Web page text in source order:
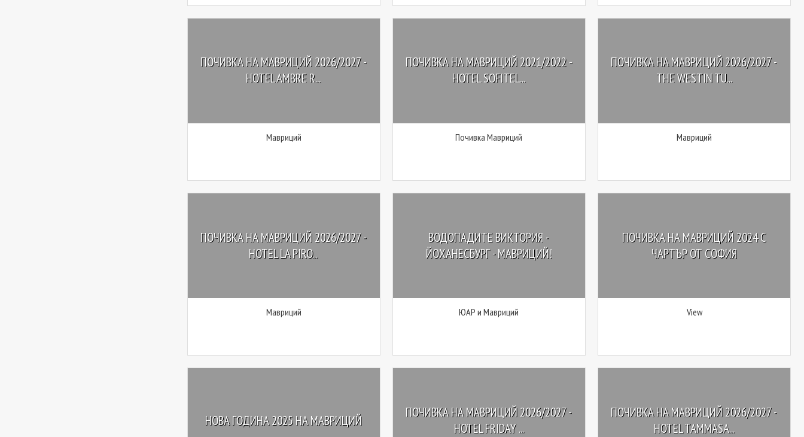
ПОЧИВКА НА МАВРИЦИЙ 2026/2027 -
HOTEL AMBRE R...
Мавриций
ПОЧИВКА НА МАВРИЦИЙ 2021/2022 -
HOTEL SOFITEL...
Почивка Мавриций
ПОЧИВКА НА МАВРИЦИЙ 2026/2027 -
THE WESTIN TU...
Мавриций
ПОЧИВКА НА МАВРИЦИЙ 2026/2027 -
HOTEL LA PIRO...
Мавриций
ВОДОПАДИТЕ ВИКТОРИЯ -
ЙОХАНЕСБУРГ - МАВРИЦИЙ!
ЮАР и Мавриций
ПОЧИВКА НА МАВРИЦИЙ 2024 С
ЧАРТЪР ОТ СОФИЯ
View
НОВА ГОДИНА 2025 НА МАВРИЦИЙ
ПОЧИВКА НА МАВРИЦИЙ 2026/2027 -
HOTEL FRIDAY ...
ПОЧИВКА НА МАВРИЦИЙ 2026/2027 -
HOTEL TAMMASA...